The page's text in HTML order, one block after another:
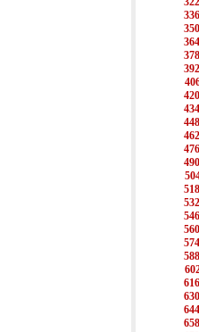
336
350
364
378
392
420
434
448
462
476
490
518
532
546
560
574
588
616
630
644
658